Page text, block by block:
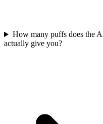
How many puffs does the
actually give you?